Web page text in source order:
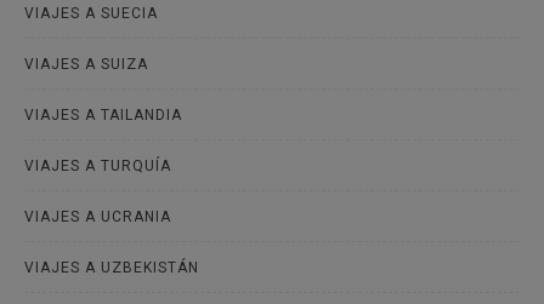
VIAJES A SUECIA
VIAJES A SUIZA
VIAJES A TAILANDIA
VIAJES A TURQUÍA
VIAJES A UCRANIA
VIAJES A UZBEKISTÁN